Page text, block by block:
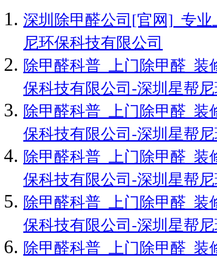
深圳除甲醛公司[官网]_专
尼环保科技有限公司
除甲醛科普_上门除甲醛_
保科技有限公司-深圳星帮
除甲醛科普_上门除甲醛_
保科技有限公司-深圳星帮
除甲醛科普_上门除甲醛_
保科技有限公司-深圳星帮
除甲醛科普_上门除甲醛_
保科技有限公司-深圳星帮
除甲醛科普_上门除甲醛_